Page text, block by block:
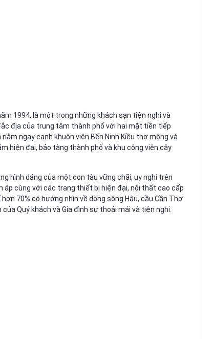
1994, là một trong những khách sạn tiện nghi và
địa của trung tâm thành phố với hai mặt tiền tiếp
ngay cạnh khuôn viên Bến Ninh Kiều thơ mộng và
hiện đại, bảo tàng thành phố và khu công viên cây
hình dáng của một con tàu vững chãi, uy nghi trên
áp cùng với các trang thiết bị hiện đại, nội thất cao cấp
70% có hướng nhìn về dòng sông Hậu, cầu Cần Thơ
Quý khách và Gia đình sự thoải mái và tiện nghi.